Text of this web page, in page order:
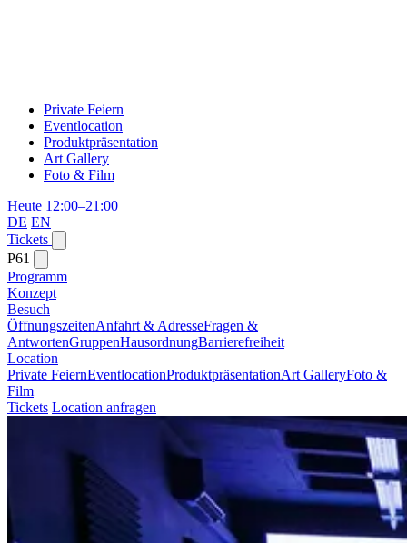
Private Feiern
Eventlocation
Produktpräsentation
Art Gallery
Foto & Film
Heute 12:00–21:00
DE EN
Tickets
P61
Programm
Konzept
Besuch
ÖffnungszeitenAnfahrt & AdresseFragen &
AntwortenGruppenHausordnungBarrierefreiheit
Location
Private FeiernEventlocationProduktpräsentationArt GalleryFoto &
Film
Tickets Location anfragen